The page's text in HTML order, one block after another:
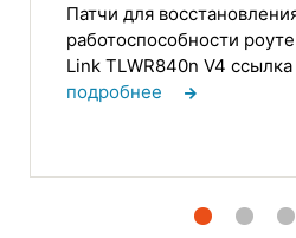
Патчи для
работоспособности
Link TLWR840n V4
подробнее